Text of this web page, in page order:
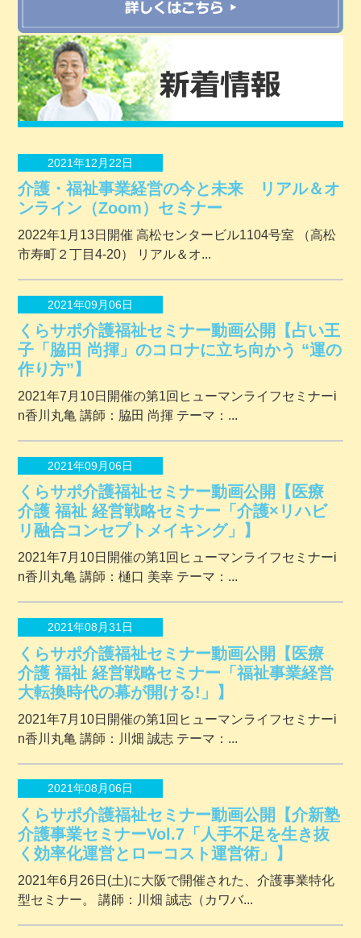
2021年12月22日
介護・福祉事業経営の今と未来 リアル＆オ
ンライン（Zoom）セミナー
2022年1月13日開催 ⾼松センタービル1104号室 （⾼松
市寿町２丁⽬4-20） リアル＆オ...
2021年09月06日
くらサポ介護福祉セミナー動画公開【占い王
子「脇田 尚揮」のコロナに立ち向かう “運の
作り方”】
2021年7月10日開催の第1回ヒューマンライフセミナーi
n香川丸亀 講師：脇田 尚揮 テーマ：...
2021年09月06日
くらサポ介護福祉セミナー動画公開【医療
介護 福祉 経営戦略セミナー「介護×リハビ
リ融合コンセプトメイキング」】
2021年7月10日開催の第1回ヒューマンライフセミナーi
n香川丸亀 講師：樋口 美幸 テーマ：...
2021年08月31日
くらサポ介護福祉セミナー動画公開【医療
介護 福祉 経営戦略セミナー「福祉事業経営
大転換時代の幕が開ける!」】
2021年7月10日開催の第1回ヒューマンライフセミナーi
n香川丸亀 講師：川畑 誠志 テーマ：...
2021年08月06日
くらサポ介護福祉セミナー動画公開【介新塾
介護事業セミナーVol.7「人手不足を生き抜
く効率化運営とローコスト運営術」】
2021年6月26日(土)に大阪で開催された、介護事業特化
型セミナー。 講師：川畑 誠志（カワバ...